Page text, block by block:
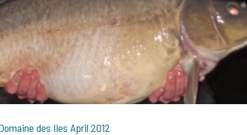
des Iles April 2012